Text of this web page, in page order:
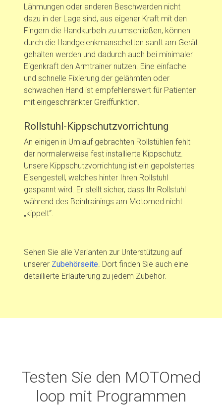
Lähmungen oder anderen Beschwerden nicht
dazu in der Lage sind, aus eigener Kraft mit den
Fingern die Handkurbeln zu umschließen, können
durch die Handgelenkmanschetten sanft am Gerät
gehalten werden und dadurch auch bei minimaler
Eigenkraft den Armtrainer nutzen. Eine einfache
und schnelle Fixierung der gelähmten oder
schwachen Hand ist empfehlenswert für Patienten
mit eingeschränkter Greiffunktion.
Rollstuhl-Kippschutzvorrichtung
An einigen in Umlauf gebrachten Rollstühlen fehlt
der normalerweise fest installierte Kippschutz.
Unsere Kippschutzvorrichtung ist ein gepolstertes
Eisengestell, welches hinter Ihren Rollstuhl
gespannt wird. Er stellt sicher, dass Ihr Rollstuhl
während des Beintrainings am Motomed nicht
„kippelt“.
Sehen Sie alle Varianten zur Unterstützung auf
unserer Zubehörseite. Dort finden Sie auch eine
detaillierte Erläuterung zu jedem Zubehör.
Testen Sie den MOTOmed
loop mit Programmen